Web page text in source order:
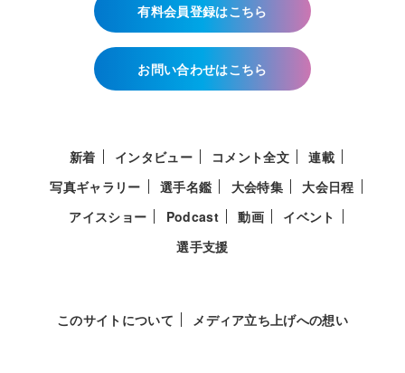
有料会員登録はこちら
お問い合わせはこちら
新着 インタビュー コメント全文
連載
写真ギャラリー
選手名鑑 大会特集
大会日程
アイスショー
Podcast 動画
イベント
選手支援
このサイトについて メディア立ち上げへの想い